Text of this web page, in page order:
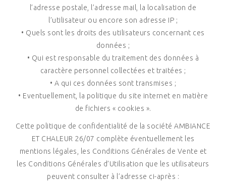
l’adresse postale, l’adresse mail, la localisation de
l’utilisateur ou encore son adresse IP ;
• Quels sont les droits des utilisateurs concernant ces
données ;
• Qui est responsable du traitement des données à
caractère personnel collectées et traitées ;
• A qui ces données sont transmises ;
• Eventuellement, la politique du site internet en matière
de fichiers « cookies ».
Cette politique de confidentialité de la société AMBIANCE
ET CHALEUR 26/07 complète éventuellement les
mentions légales, les Conditions Générales de Vente et
les Conditions Générales d’Utilisation que les utilisateurs
peuvent consulter à l’adresse ci-après :